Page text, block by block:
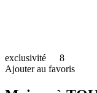
exclusivité
8
Ajouter au favoris